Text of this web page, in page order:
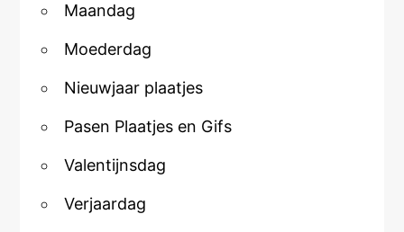
Maandag
Moederdag
Nieuwjaar plaatjes
Pasen Plaatjes en Gifs
Valentijnsdag
Verjaardag